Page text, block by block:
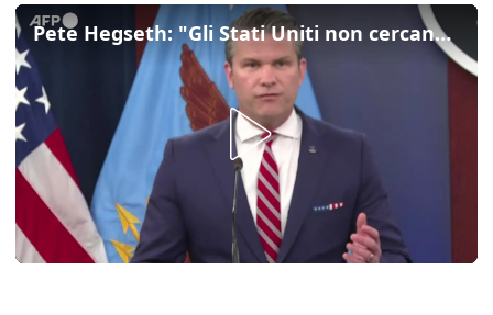
Pete Hegseth: "Gli Stati Uniti non cercano lo scontro per lo Stretto di Hormuz"